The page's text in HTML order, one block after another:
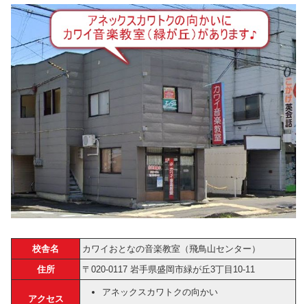
校舎名
カワイおとなの音楽教室（飛鳥山センター）
住所
〒020-0117 岩手県盛岡市緑が丘3丁目10-11
アクセス
アネックスカワトクの向かい